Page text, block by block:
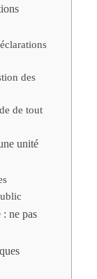
des
de tout
unité
ne pas